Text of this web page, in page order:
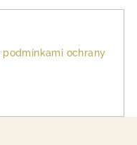
podmínkami ochrany